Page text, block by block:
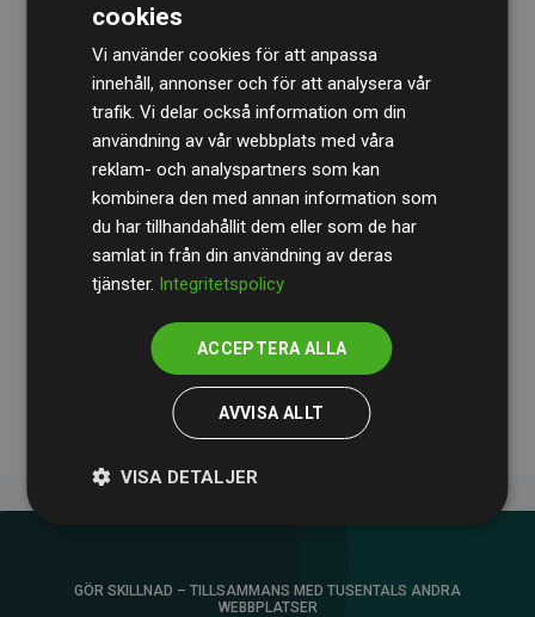
RevisionsbyrånBDOgranskar kontinuerligt våra
beräkningar och vår metod för att säkerställa
transparens och tillförlitlighet.
Deras granskning visar att våra investeringar i
klimatprojekt i genomsnitt kompenserar för
de beräknade CO₂-utsläppenfrån
medlemswebbplatser – ett tydligt bevis på att vårt
arbetssätt ger mätbar klimatnytta.
GÖR SKILLNAD – TILLSAMMANS MED TUSENTALS ANDRA
WEBBPLATSER
cookies
Vi använder cookies för att anpassa
innehåll, annonser och för att analysera vår
trafik. Vi delar också information om din
användning av vår webbplats med våra
reklam- och analyspartners som kan
kombinera den med annan information som
du har tillhandahållit dem eller som de har
samlat in från din användning av deras
tjänster. Integritetspolicy
ACCEPTERA ALLA
AVVISA ALLT
VISA DETALJER